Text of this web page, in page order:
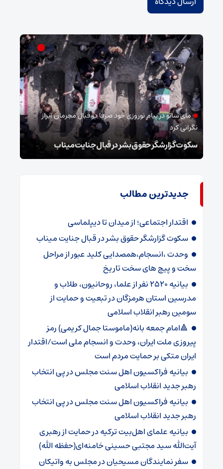
مای ساتو در پیام نوروزی خود صرفا در قبال مجرمان ابراز
نگرانی کرد
سکوت گزارشگر حقوق بشر در قبال جنایت میناب
جدیدترین مطالب
اقتدار اجتماعی؛ از میدان تا دیپلماسی
سکوت گزارشگر حقوق بشر در قبال جنایت میناب
وحدت ،انسجام،همصدایی کلید عبور از مراحل
سخت و پیچ های سخت تاریخ
بیانیه ۲۵۲۰ نفر از علما، روحانیون، طلاب و
مدرسین استان هرمزگان در تبعیت و حمایت از
سومین رهبر انقلاب اسلامی
🔺امام جمعه بانه(ماموستا جمال کریمی) رمز
پیروزی ملت ایران، وحدت و انسجام ملی است/اقتدار
ایران متکی بر حمایت مردم است
بیانیه فراکسیون اهل سنت مجلس در پی انتخاب
رهبر جدید انقلاب اسلامی
بیانیه فراکسیون اهل سنت مجلس در پی انتخاب
رهبر جدید انقلاب اسلامی
بیانیه علمای اهل‌بیت ترکیه در حمایت از رهبری
آیت‌الله سید مجتبی حسینی خامنه‌ای(حفظه الله)
سفر نمایندگان مسیحیان در مجلس به واتیکان